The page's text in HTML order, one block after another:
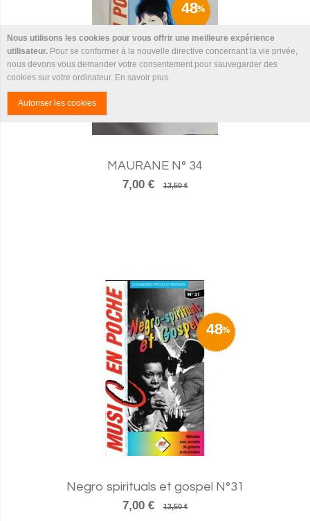
Nous utilisons les cookies pour vous offrir une meilleure expérience
utilisateur. Pour se conformer à la nouvelle directive concernant la vie privée,
nous devons vous demander votre consentement pour sauvegarder des
cookies sur votre ordinateur. En savoir plus
Autoriser les cookies
48
MAURANE N° 34
7,00 €
13,50 €
48
Negro spirituals et gospel N°31
7,00 €
13,50 €